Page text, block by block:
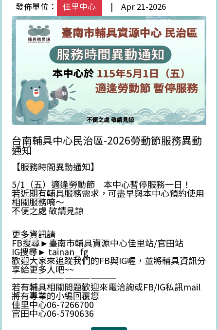
發佈單位： 佳里中心 | Apr 21-2026
台南輔具中心民治區-2026勞動節服務異動
通知
【服務時間異動通知】
5/1（五）適逢勞動節 本中心暫停服務一日！
若近期有輔具服務需求，可盡早與本中心預約使用
相關服務唷～
不便之處 敬請見諒
更多資訊請
FB搜尋►臺南市輔具資源中心佳里站/官田站
IG搜尋► tainan_fg
歡迎大家來追蹤我們的FB與IG喔，並將輔具資訊分
享給更多人吧~~
————————————
若有輔具相關問題歡迎來電洽詢或FB/IG私訊mail
將有專業的小編回覆您
佳里中心06-7266700
官田中心06-5790636